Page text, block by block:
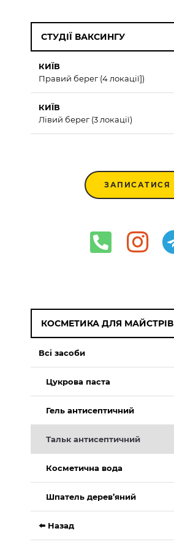
СТУДІЇ ВАКСИНГУ
КИЇВ
Правий берег (4 локації])
КИЇВ
Лівий берег (3 локації)
ЗАПИСАТИСЯ
КОСМЕТИКА ДЛЯ МАЙСТРІВ
Всі засоби
Цукрова паста
Гель антисептичний
Тальк антисептичний
Косметична вода
Шпатель дерев’яний
⬅️ Назад